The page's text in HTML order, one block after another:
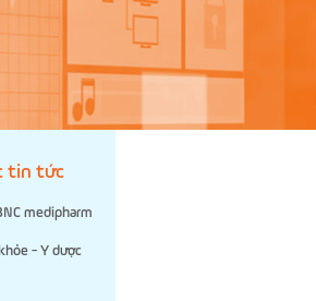
tin tức
medipharm
- Y dược